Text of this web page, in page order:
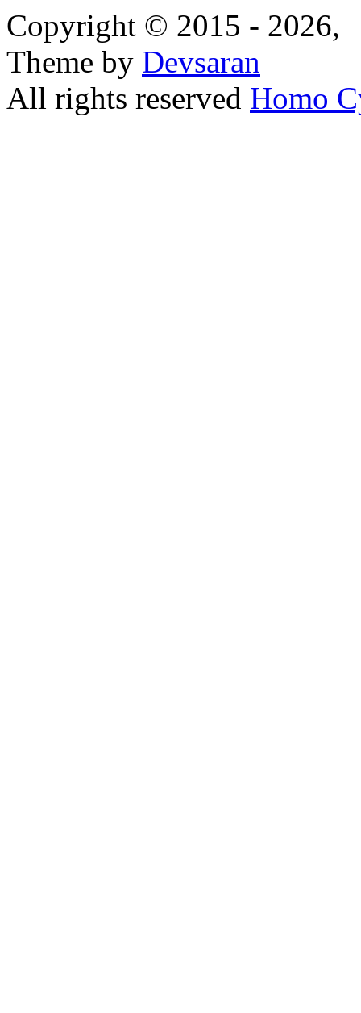
Copyright © 2015 - 2026,
Theme by Devsaran
All rights reserved Homo